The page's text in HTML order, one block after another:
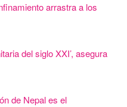
arrastra a los
del siglo XXI’, asegura
de Nepal es el